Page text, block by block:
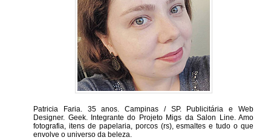
Patricia Faria. 35 anos. Campinas / SP. Publicitária e Web
Designer. Geek. Integrante do Projeto Migs da Salon Line. Amo
fotografia, itens de papelaria, porcos (rs), esmaltes e tudo o que
envolve o universo da beleza.